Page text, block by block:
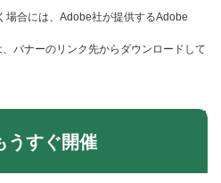
場合には、Adobe社が提供するAdobe
バナーのリンク先からダウンロードして
うすぐ開催